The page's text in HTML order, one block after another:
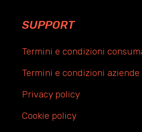
SUPPORT
Termini e condizioni
Termini e condizioni aziende
Privacy policy
Cookie policy